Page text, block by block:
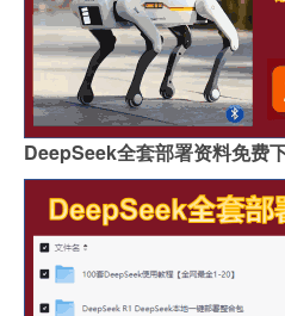
DeepSeek全套部署资料免费